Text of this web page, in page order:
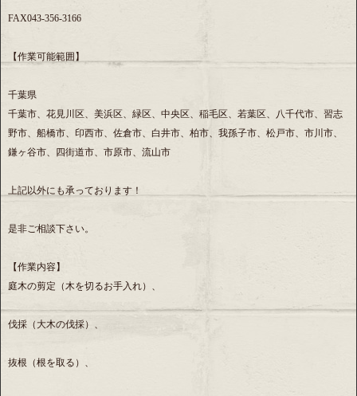
FAX043-356-3166
【作業可能範囲】
千葉県
千葉市、花見川区、美浜区、緑区、中央区、稲毛区、若葉区、八千代市、習志
野市、船橋市、印西市、佐倉市、白井市、柏市、我孫子市、松戸市、市川市、
鎌ヶ谷市、四街道市、市原市、流山市
上記以外にも承っております！
是非ご相談下さい。
【作業内容】
庭木の剪定（木を切るお手入れ）、
伐採（大木の伐採）、
抜根（根を取る）、